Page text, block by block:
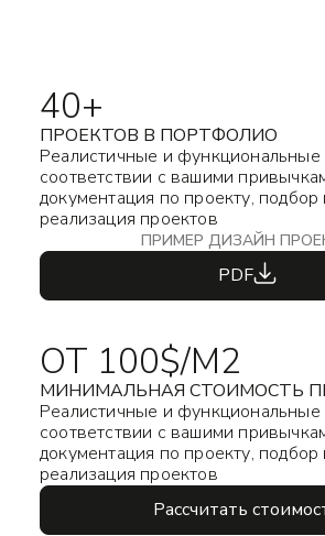
40+
ПРОЕКТОВ В ПОРТФОЛИО
Реалистичные и
соответствии с вашими
документация по проекту, подбор
реализация проектов
ПРИМЕР ДИЗАЙН
PDF
ОТ 100$/М2
МИНИМАЛЬНАЯ СТОИМОСТЬ
Реалистичные и
соответствии с вашими
документация по проекту, подбор
реализация проектов
Рассчитать